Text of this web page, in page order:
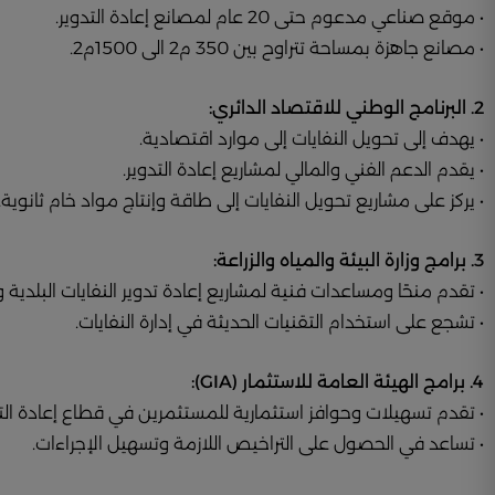
• موقع صناعي مدعوم حتى 20 عام لمصانع إعادة التدوير.
• مصانع جاهزة بمساحة تتراوح بين 350 م2 الى 1500م2.
2. البرنامج الوطني للاقتصاد الدائري:
• يهدف إلى تحويل النفايات إلى موارد اقتصادية.
• يقدم الدعم الفني والمالي لمشاريع إعادة التدوير.
• يركز على مشاريع تحويل النفايات إلى طاقة وإنتاج مواد خام ثانوية.
3. برامج وزارة البيئة والمياه والزراعة:
• تقدم منحًا ومساعدات فنية لمشاريع إعادة تدوير النفايات البلدية
• تشجع على استخدام التقنيات الحديثة في إدارة النفايات.
4. برامج الهيئة العامة للاستثمار (GIA):
• تقدم تسهيلات وحوافز استثمارية للمستثمرين في قطاع إعادة
• تساعد في الحصول على التراخيص اللازمة وتسهيل الإجراءات.